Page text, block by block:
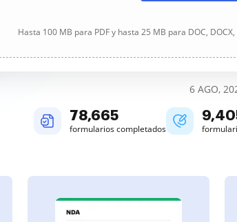
Hasta 100 MB para PDF y hasta 25 MB para DOC, DOCX,
6 AGO,
78,665
formularios completados